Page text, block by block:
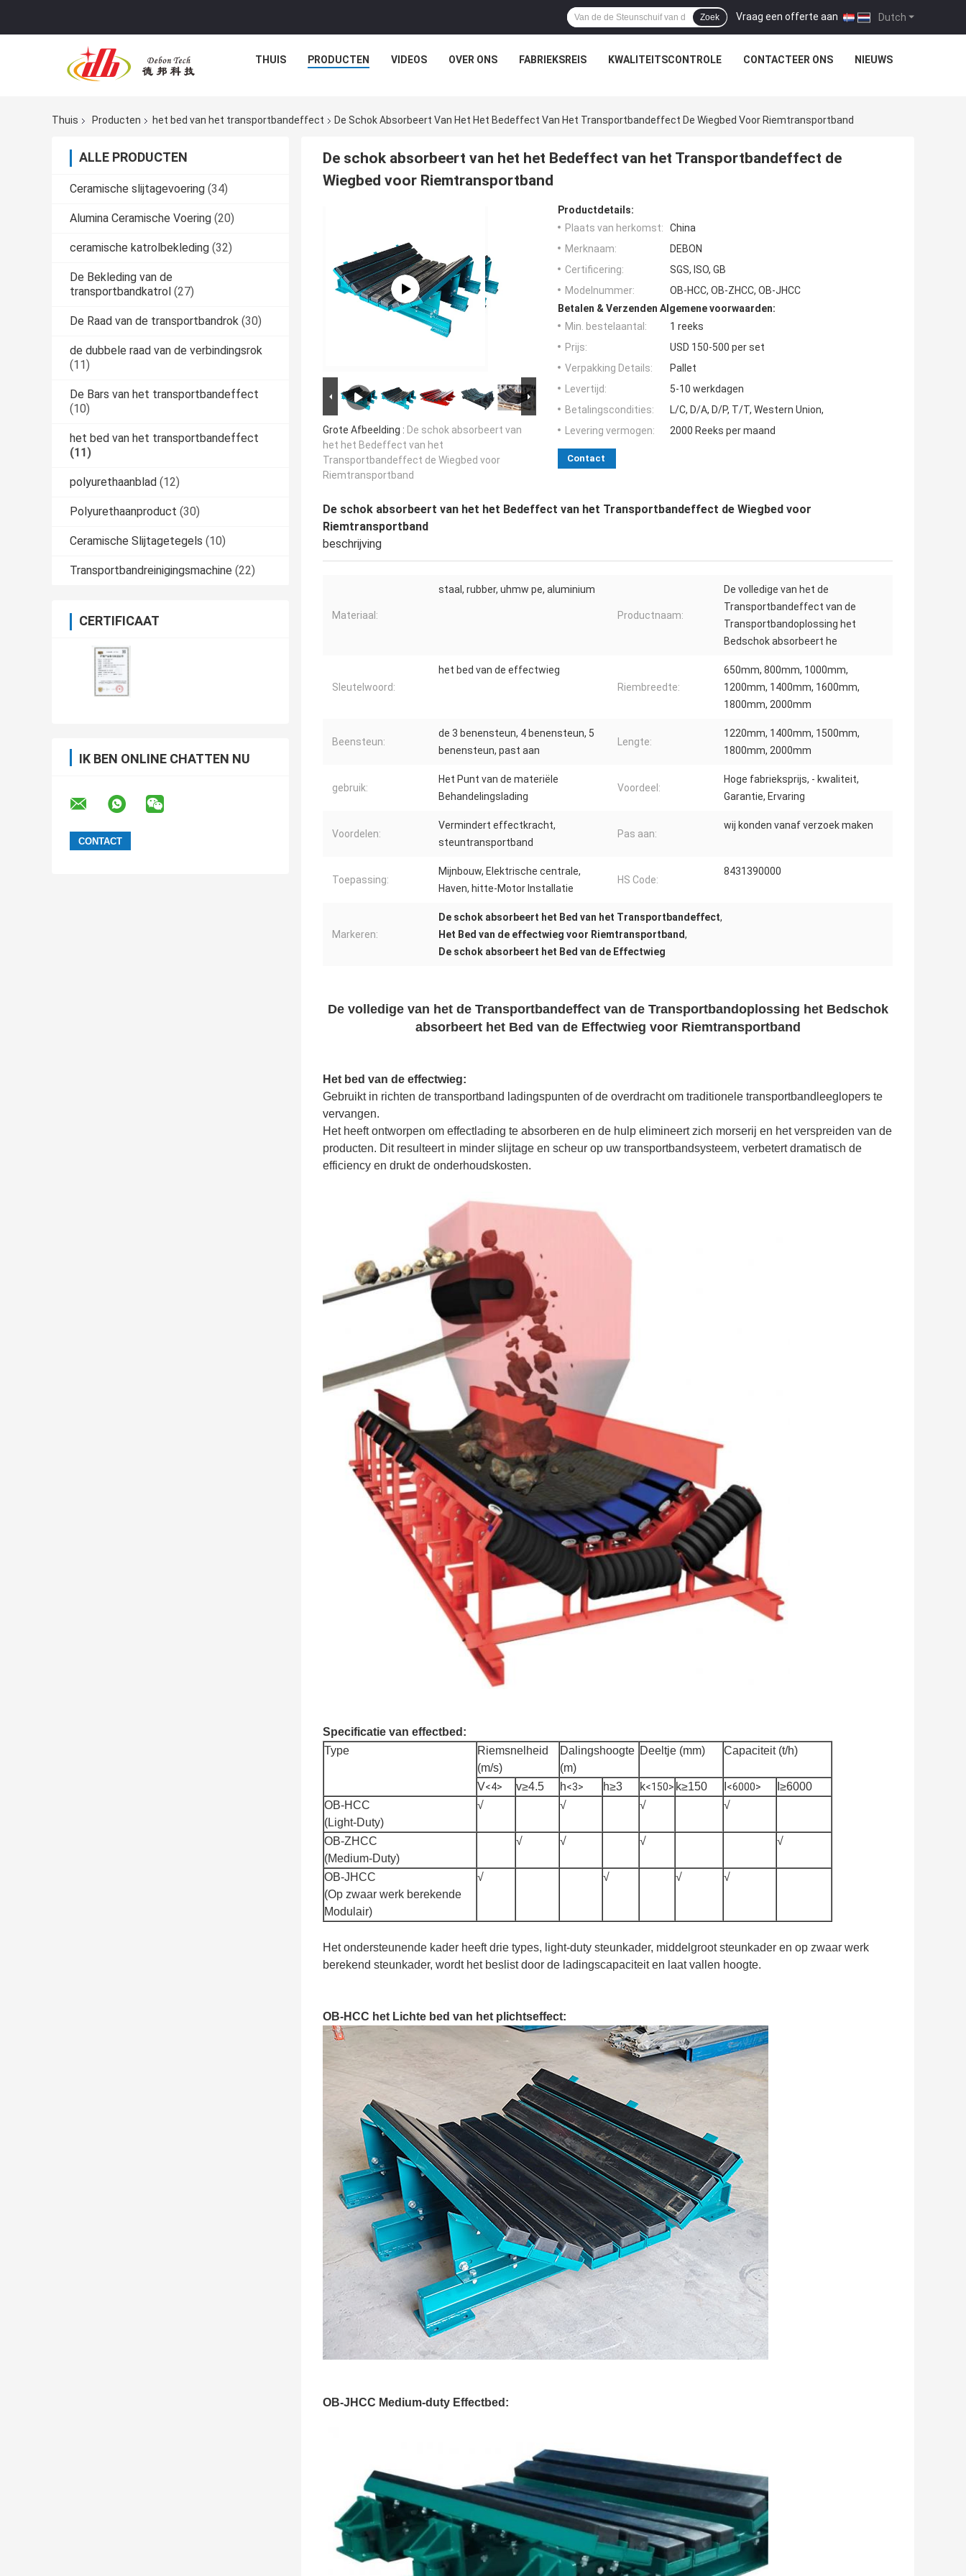
Dutch
Vraag een offerte aan |
Zoek
THUIS PRODUCTEN VIDEOS OVER ONS FABRIEKSREIS KWALITEITSCONTROLE CONTACTEER ONS NIEUWS
Thuis Producten het bed van het transportbandeffect De Schok Absorbeert Van Het Het Bedeffect Van Het Transportbandeffect De Wiegbed Voor Riemtransportband
ALLE PRODUCTEN
Ceramische slijtagevoering (34)
Alumina Ceramische Voering (20)
ceramische katrolbekleding (32)
De Bekleding van de
transportbandkatrol (27)
De Raad van de transportbandrok (30)
de dubbele raad van de verbindingsrok
(11)
De Bars van het transportbandeffect
(10)
het bed van het transportbandeffect
(11)
polyurethaanblad (12)
Polyurethaanproduct (30)
Ceramische Slijtagetegels (10)
Transportbandreinigingsmachine (22)
CERTIFICAAT
IK BEN ONLINE CHATTEN NU
De schok absorbeert van het het Bedeffect van het Transportbandeffect de
Wiegbed voor Riemtransportband
Grote Afbeelding : De schok absorbeert van
het het Bedeffect van het
Transportbandeffect de Wiegbed voor
Riemtransportband
Productdetails:
Plaats van herkomst:
China
Merknaam:
DEBON
Certificering:
SGS, ISO, GB
Modelnummer:
OB-HCC, OB-ZHCC, OB-JHCC
Betalen & Verzenden Algemene voorwaarden:
Min. bestelaantal:
1 reeks
Prijs:
USD 150-500 per set
Verpakking Details:
Pallet
Levertijd:
5-10 werkdagen
Betalingscondities:
L/C, D/A, D/P, T/T, Western Union,
Levering vermogen:
2000 Reeks per maand
Contact
De schok absorbeert van het het Bedeffect van het Transportbandeffect de Wiegbed voor
Riemtransportband
beschrijving
Materiaal:
staal, rubber, uhmw pe, aluminium
Productnaam:
De volledige van het de
Transportbandeffect van de
Transportbandoplossing het
Bedschok absorbeert he
Sleutelwoord:
het bed van de effectwieg
Riembreedte:
650mm, 800mm, 1000mm,
1200mm, 1400mm, 1600mm,
1800mm, 2000mm
Beensteun:
de 3 benensteun, 4 benensteun, 5
benensteun, past aan
Lengte:
1220mm, 1400mm, 1500mm,
1800mm, 2000mm
gebruik:
Het Punt van de materiële
Behandelingslading
Voordeel:
Hoge fabrieksprijs, - kwaliteit,
Garantie, Ervaring
Voordelen:
Vermindert effectkracht,
steuntransportband
Pas aan:
wij konden vanaf verzoek maken
Toepassing:
Mijnbouw, Elektrische centrale,
Haven, hitte-Motor Installatie
HS Code:
8431390000
Markeren:
De schok absorbeert het Bed van het Transportbandeffect,
Het Bed van de effectwieg voor Riemtransportband,
De schok absorbeert het Bed van de Effectwieg
De volledige van het de Transportbandeffect van de Transportbandoplossing het Bedschok
absorbeert het Bed van de Effectwieg voor Riemtransportband
Het bed van de effectwieg:
Gebruikt in richten de transportband ladingspunten of de overdracht om traditionele transportbandleeglopers te
vervangen.
Het heeft ontworpen om effectlading te absorberen en de hulp elimineert zich morserij en het verspreiden van de
producten. Dit resulteert in minder slijtage en scheur op uw transportbandsysteem, verbetert dramatisch de
efficiency en drukt de onderhoudskosten.
Specificatie van effectbed:
Type
Riemsnelheid
(m/s)
Dalingshoogte
(m)
Deeltje (mm) Capaciteit (t/h)
V<4> v≥4.5 h<3> h≥3 k<150> k≥150 <6000>
I≥6000
OB-HCC
(Light-Duty)
√ √ √ √
OB-ZHCC
(Medium-Duty)
√ √ √ √
OB-JHCC
(Op zwaar werk berekende
Modulair)
√ √ √ √
Het ondersteunende kader heeft drie types, light-duty steunkader, middelgroot steunkader en op zwaar werk
berekend steunkader, wordt het beslist door de ladingscapaciteit en laat vallen hoogte.
OB-HCC het Lichte bed van het plichtseffect:
OB-JHCC Medium-duty Effectbed: